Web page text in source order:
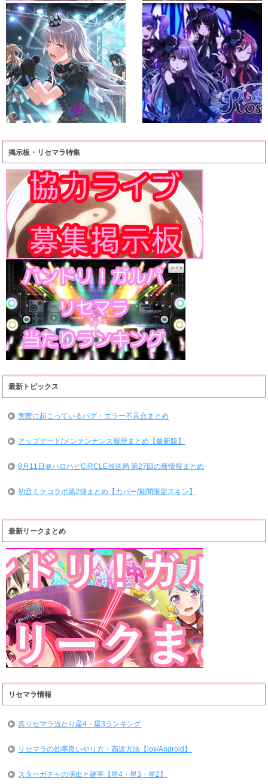
掲示板・リセマラ特集
最新トピックス
実際に起こっているバグ・エラー不具合まとめ
アップデート/メンテンナンス履歴まとめ【最新版】
8月11日＠ハロハピCiRCLE放送局 第27回の新情報まとめ
初音ミクコラボ第2弾まとめ【カバー/期間限定スキン】
最新リークまとめ
リセマラ情報
真リセマラ当たり星4・星3ランキング
リセマラの効率良いやり方・高速方法【ios/Android】
スターガチャの演出と確率【星4・星3・星2】